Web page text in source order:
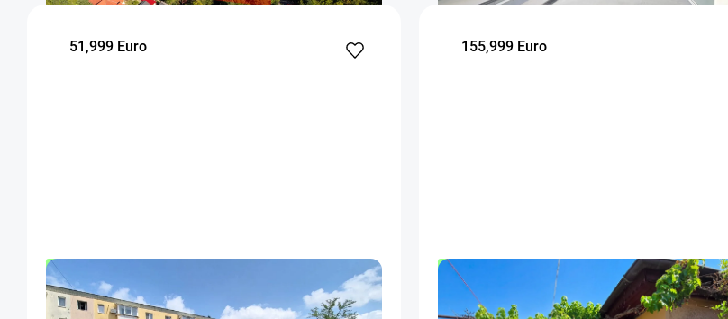
51,999 Euro
OFERTA NOUA
Apartament doua camere Sacele
155,999 Euro
OFERTA NOUA EXCLUSIVITATE COMISION 0%
Casa cu teren Voluntari, Bucuresti